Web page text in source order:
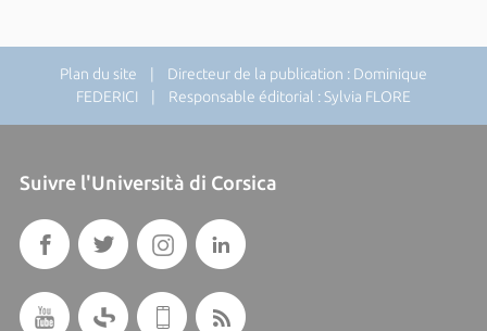
Plan du site | Directeur de la publication : Dominique
FEDERICI | Responsable éditorial : Sylvia FLORE
Suivre l'Università di Corsica